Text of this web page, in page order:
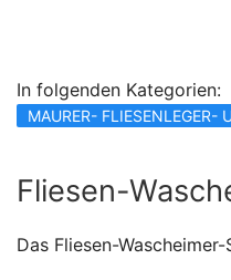
In folgenden Kategorien:
MAURER- FLIESENLEGER-
Fliesen-
Das Fliesen-